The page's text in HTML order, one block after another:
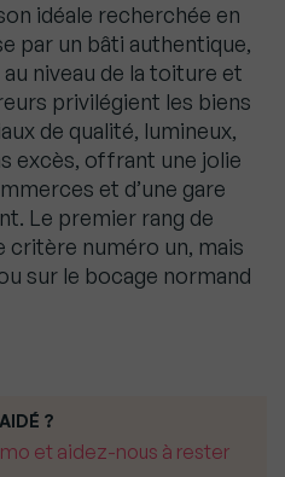
idéale recherchée en
par un bâti authentique,
niveau de la toiture et
privilégient les biens
de qualité, lumineux,
excès, offrant une jolie
et d’une gare
Le premier rang de
critère numéro un, mais
sur le bocage normand
?
et aidez-nous à rester